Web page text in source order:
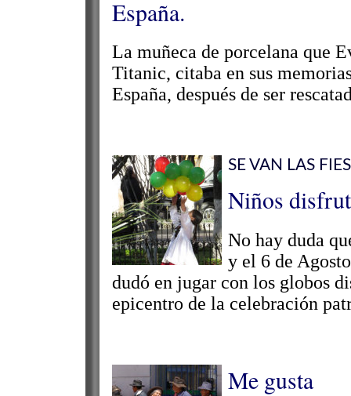
España.
La muñeca de porcelana que
Titanic, citaba en sus
España, después de ser
SE VAN LAS
Niños
No hay duda
y el 6 de
dudó en jugar con los globos
epicentro de la celebración
Me gusta